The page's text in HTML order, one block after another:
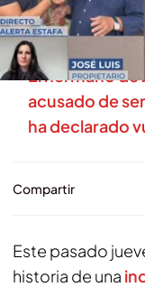
exmujer de un
y le debe ya
El hermano
acusado de
ha declarado
Compartir
Este pasado
historia de una